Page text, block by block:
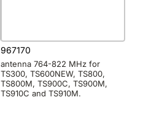
967170
antenna 764-822 MHz for
TS300, TS600NEW, TS800,
TS800M, TS900C, TS900M,
TS910C and TS910M.